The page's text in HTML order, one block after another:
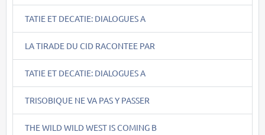
TATIE ET DECATIE: DIALOGUES A
LA TIRADE DU CID RACONTEE PAR
TATIE ET DECATIE: DIALOGUES A
TRISOBIQUE NE VA PAS Y PASSER
THE WILD WILD WEST IS COMING B